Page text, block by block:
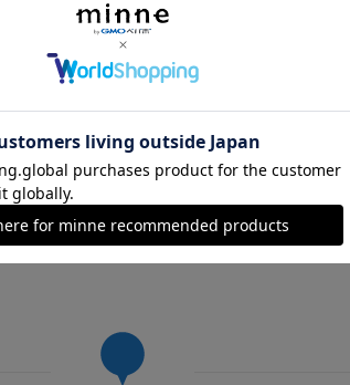
シー 会社概要 採用情報 メディアキット
Pepabo, Inc. All rights reserved.